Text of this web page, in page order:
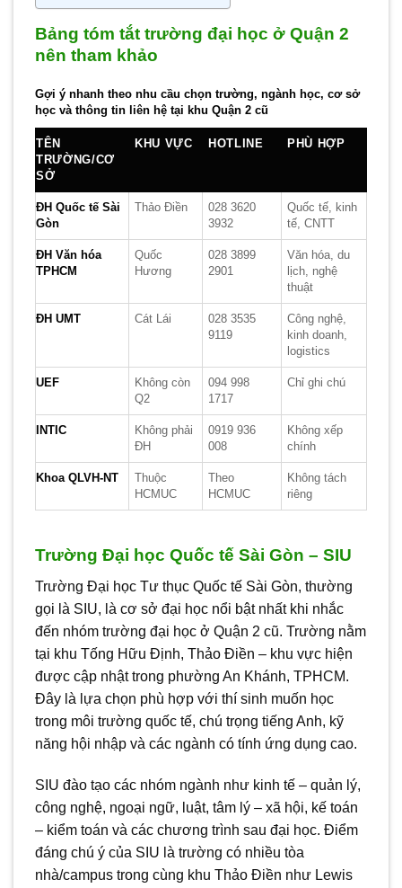
Bảng tóm tắt trường đại học ở Quận 2
nên tham khảo
Gợi ý nhanh theo nhu cầu chọn trường, ngành học, cơ sở
học và thông tin liên hệ tại khu Quận 2 cũ
TÊN
TRƯỜNG/CƠ
SỞ
KHU VỰC HOTLINE PHÙ HỢP
ĐH Quốc tế Sài
Gòn
Thảo Điền
028 3620
3932
Quốc tế, kinh
tế, CNTT
ĐH Văn hóa
TPHCM
Quốc
Hương
028 3899
2901
Văn hóa, du
lịch, nghệ
thuật
ĐH UMT Cát Lái
028 3535
9119
Công nghệ,
kinh doanh,
logistics
UEF
Không còn
Q2
094 998
1717
Chỉ ghi chú
INTIC
Không phải
ĐH
0919 936
008
Không xếp
chính
Khoa QLVH-NT
Thuộc
HCMUC
Theo
HCMUC
Không tách
riêng
Trường Đại học Quốc tế Sài Gòn – SIU
Trường Đại học Tư thục Quốc tế Sài Gòn, thường
gọi là SIU, là cơ sở đại học nổi bật nhất khi nhắc
đến nhóm trường đại học ở Quận 2 cũ. Trường nằm
tại khu Tống Hữu Định, Thảo Điền – khu vực hiện
được cập nhật trong phường An Khánh, TPHCM.
Đây là lựa chọn phù hợp với thí sinh muốn học
trong môi trường quốc tế, chú trọng tiếng Anh, kỹ
năng hội nhập và các ngành có tính ứng dụng cao.
SIU đào tạo các nhóm ngành như kinh tế – quản lý,
công nghệ, ngoại ngữ, luật, tâm lý – xã hội, kế toán
– kiểm toán và các chương trình sau đại học. Điểm
đáng chú ý của SIU là trường có nhiều tòa
nhà/campus trong cùng khu Thảo Điền như Lewis